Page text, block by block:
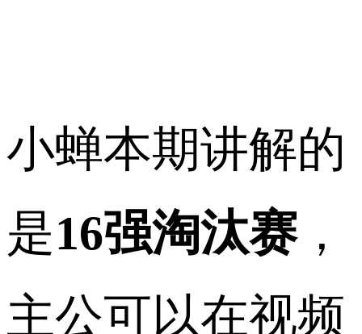
小蝉本期讲解的
是16强淘汰赛，
主公可以在视频